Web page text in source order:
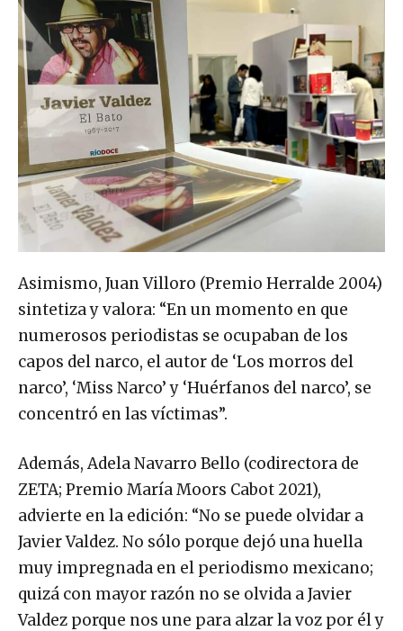
Asimismo, Juan Villoro (Premio Herralde 2004)
sintetiza y valora: “En un momento en que
numerosos periodistas se ocupaban de los
capos del narco, el autor de ‘Los morros del
narco’, ‘Miss Narco’ y ‘Huérfanos del narco’, se
concentró en las víctimas”.
Además, Adela Navarro Bello (codirectora de
ZETA; Premio María Moors Cabot 2021),
advierte en la edición: “No se puede olvidar a
Javier Valdez. No sólo porque dejó una huella
muy impregnada en el periodismo mexicano;
quizá con mayor razón no se olvida a Javier
Valdez porque nos une para alzar la voz por él y